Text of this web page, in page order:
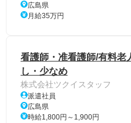
広島県
月給35万円
看護師・准看護師/有料老
し・少なめ
株式会社ツクイスタッフ
派遣社員
広島県
時給1,800円～1,900円